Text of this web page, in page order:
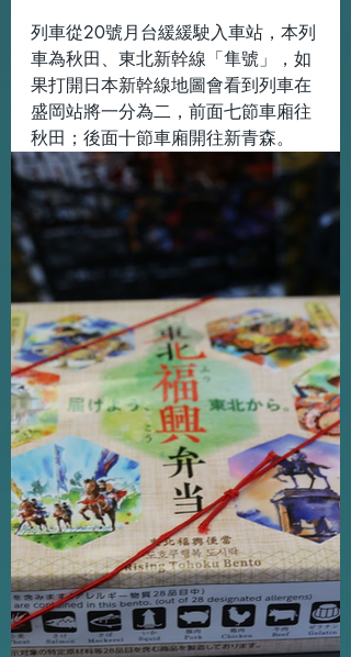
列車從20號月台緩緩駛入車站，本列
車為秋田、東北新幹線「隼號」，如
果打開日本新幹線地圖會看到列車在
盛岡站將一分為二，前面七節車廂往
秋田；後面十節車廂開往新青森。